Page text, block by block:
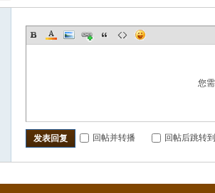
您
发表回复 回帖并转播 回帖后跳转